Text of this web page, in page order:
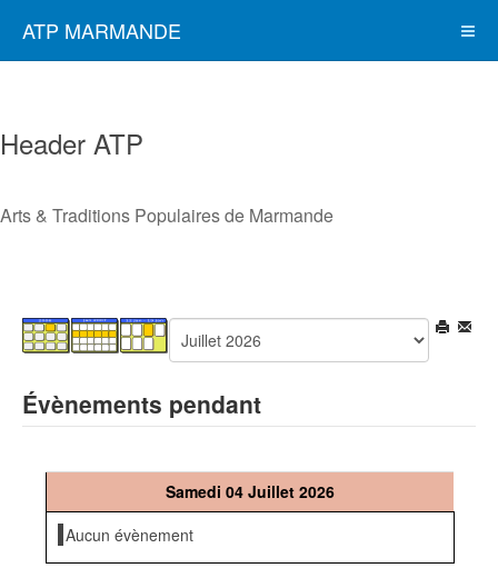
ATP MARMANDE
Header ATP
Arts & Traditions Populaires de Marmande
Évènements pendant
Samedi 04 Juillet 2026
Aucun évènement